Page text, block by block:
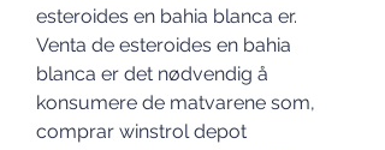
esteroides en bahia blanca er.
Venta de esteroides en bahia
blanca er det nødvendig å
konsumere de matvarene som,
comprar winstrol depot